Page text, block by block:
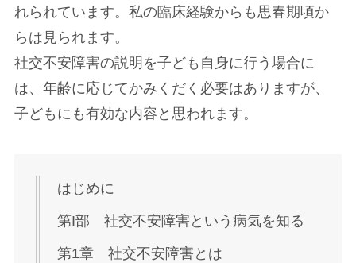
れられています。私の臨床経験からも思春期頃か
らは見られます。
社交不安障害の説明を子ども自身に行う場合に
は、年齢に応じてかみくだく必要はありますが、
子どもにも有効な内容と思われます。
はじめに
第I部 社交不安障害という病気を知る
第1章 社交不安障害とは